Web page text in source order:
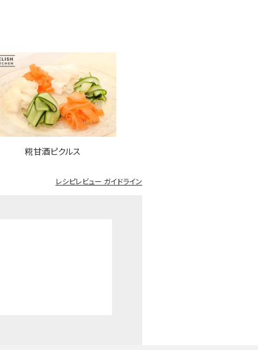
糀甘酒ピクルス
レシピレビュー ガイドライン